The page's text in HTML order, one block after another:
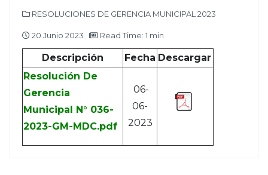
RESOLUCIONES DE GERENCIA MUNICIPAL 2023
20 Junio 2023 Read Time: 1 min
Descripción Fecha Descargar
Resolución De
Gerencia
Municipal N° 036-
2023-GM-MDC.pdf
06-
06-
2023